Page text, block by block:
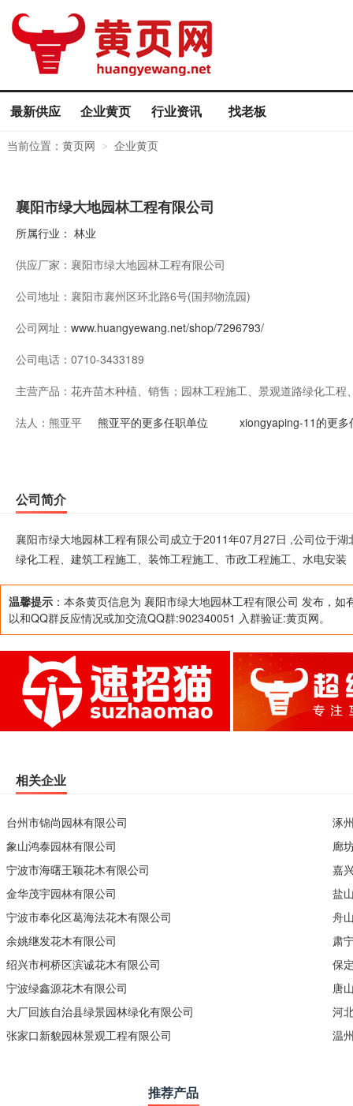
最新供应 企业黄页 行业资讯 找老板
当前位置： 黄页网 > 企业黄页
襄阳市绿大地园林工程有限公司
所属行业： 林业
供应厂家： 襄阳市绿大地园林工程有限公司
公司地址： 襄阳市襄州区环北路6号(国邦物流园)
公司网址： www.huangyewang.net/shop/7296793/
公司电话： 0710-3433189
主营产品： 花卉苗木种植、销售；园林工程施工、景观道路绿化工
政工程施工、水电安装（均凭有效资质证书经营）。
法人： 熊亚平 熊亚平的更多任职单位 xiongyaping-11的更多
公司简介
襄阳市绿大地园林工程有限公司成立于2011年07月27日 ,公司位于
绿化工程、建筑工程施工、装饰工程施工、市政工程施工、水电安装
温馨提示 ：本条黄页信息为 襄阳市绿大地园林工程有限公司 发布，如
以和QQ群反应情况或加交流QQ群:902340051 入群验证:黄页网。
相关企业
台州市锦尚园林有限公司
象山鸿泰园林有限公司
宁波市海曙王颖花木有限公司
金华茂宇园林有限公司
宁波市奉化区葛海法花木有限公司
余姚继发花木有限公司
绍兴市柯桥区滨诚花木有限公司
宁波绿鑫源花木有限公司
大厂回族自治县绿景园林绿化有限公司
张家口新貌园林景观工程有限公司
涿
廊
嘉
盐
舟
肃
保
唐
河
温
推荐产品